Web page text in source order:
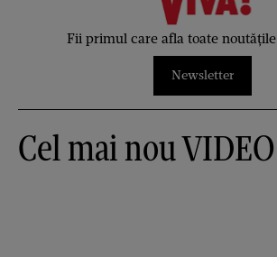
Fii primul care afla toate noutățile
Newsletter
Cel mai nou VIDEO